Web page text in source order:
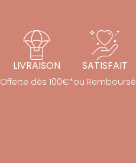
LIVRAISON
Offerte dès 100€*
SATISFAIT
ou Remboursé